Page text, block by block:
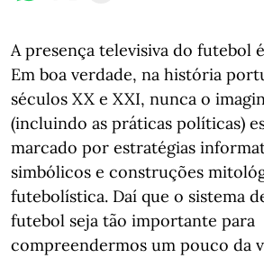
A presença televisiva do futebol
Em boa verdade, na história
séculos XX e XXI, nunca o
(incluindo as práticas políticas)
marcado por estratégias
simbólicos e construções
futebolística. Daí que o sistema
futebol seja tão importante para
compreendermos um pouco da